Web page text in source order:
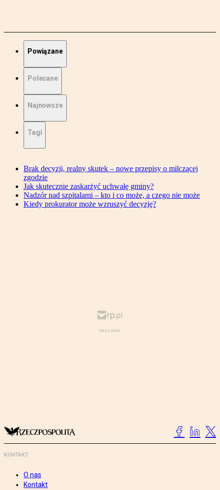
Powiązane
Polecane
Najnowsze
Tagi
Brak decyzji, realny skutek – nowe przepisy o milczącej
zgodzie
Jak skutecznie zaskarżyć uchwałę gminy?
Nadzór nad szpitalami – kto i co może, a czego nie może
Kiedy prokurator może wzruszyć decyzję?
KONTAKT
O nas
Kontakt